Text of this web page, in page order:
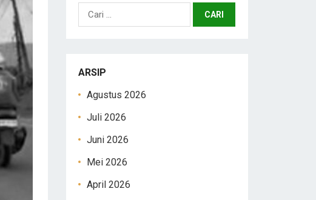
Cari
untuk:
ARSIP
Agustus 2026
Juli 2026
Juni 2026
Mei 2026
April 2026